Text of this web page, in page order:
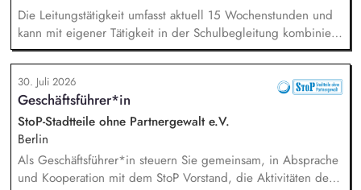
Frühzeitige Identifikation von Branchen- und
Regulatoriktrends, Partnermanagement: Aufbau von
strategischen Partnerschaften, Kooperationen und
Netzwerken, Akquisition von Aufträgen, Neukunden und
Projekten.
Die Leitungstätigkeit umfasst aktuell 15 Wochenstunden und
kann mit eigener Tätigkeit in der Schulbegleitung kombiniert
werden. Aufgaben: Kapazitätsplanung und Stellenvertretung,
Einarbeitung neuer Mitarbeitenden, Zielvereinbarung und
Entwicklungsgespräche mit Mitarbeitenden, Förderung
Teambuilding und Teamarbeit, Qualitätssicherung der
pädagogischen Arbeit im Hilfeplanverfahren, Kommunikation
im Hinblick auf die Schnittstelle zwischen RheinFlanke und
Schule.
30. Juli 2026
Geschäftsführer*in
StoP-Stadtteile ohne Partnergewalt e.V.
Berlin
Als Geschäftsführer*in steuern Sie gemeinsam, in Absprache
und Kooperation mit dem StoP Vorstand, die Aktivitäten der